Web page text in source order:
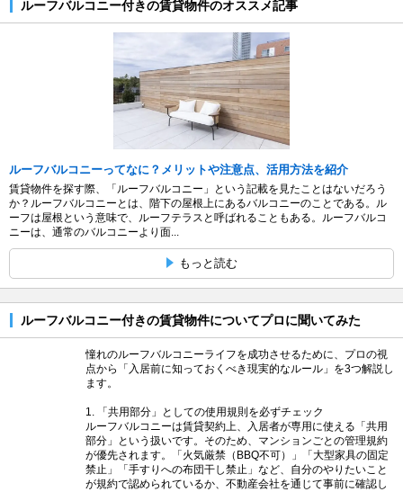
ルーフバルコニー付きの賃貸物件のオススメ記事
ルーフバルコニーってなに？メリットや注意点、活用方法を紹介
賃貸物件を探す際、「ルーフバルコニー」という記載を見たことはないだろう
か？ルーフバルコニーとは、階下の屋根上にあるバルコニーのことである。ル
ーフは屋根という意味で、ルーフテラスと呼ばれることもある。ルーフバルコ
ニーは、通常のバルコニーより面...
もっと読む
ルーフバルコニー付きの賃貸物件についてプロに聞いてみた
憧れのルーフバルコニーライフを成功させるために、プロの視
点から「入居前に知っておくべき現実的なルール」を3つ解説し
ます。
1. 「共用部分」としての使用規則を必ずチェック
ルーフバルコニーは賃貸契約上、入居者が専用に使える「共用
部分」という扱いです。そのため、マンションごとの管理規約
が優先されます。「火気厳禁（BBQ不可）」「大型家具の固定
禁止」「手すりへの布団干し禁止」など、自分のやりたいこと
が規約で認められているか、不動産会社を通じて事前に確認し